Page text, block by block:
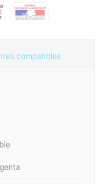
compatibles